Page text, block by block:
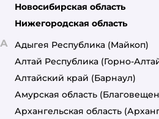
Новосибирская область
Нижегородская область
А Адыгея Республика (Майкоп)
Алтай Республика (Горно-
Алтайский край (Барнаул)
Амурская область
Архангельская область